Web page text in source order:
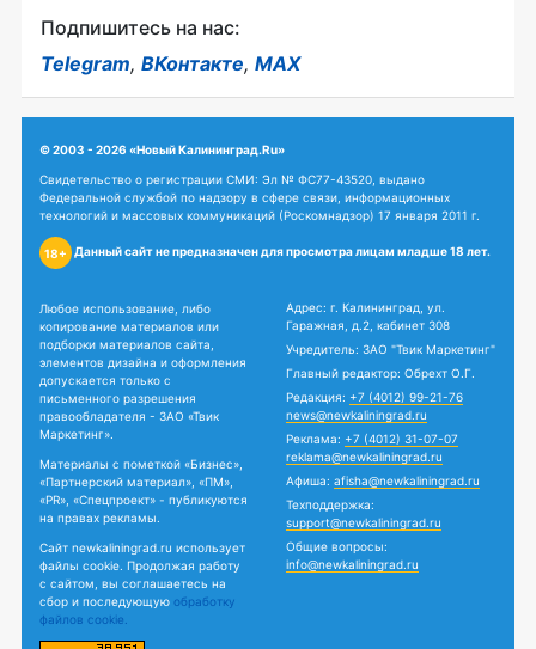
Подпишитесь на нас:
Telegram, ВКонтакте, MAX
© 2003 - 2026 «Новый Калининград.Ru»
Свидетельство о регистрации СМИ: Эл № ФС77-43520, выдано
Федеральной службой по надзору в сфере связи, информационных
технологий и массовых коммуникаций (Роскомнадзор) 17 января 2011 г.
18+ Данный сайт не предназначен для просмотра лицам младше 18 лет.
Любое использование, либо
копирование материалов или
подборки материалов сайта,
элементов дизайна и оформления
допускается только с
письменного разрешения
правообладателя - ЗАО «Твик
Маркетинг».
Материалы с пометкой «Бизнес»,
«Партнерский материал», «ПМ»,
«PR», «Спецпроект» - публикуются
на правах рекламы.
Сайт newkaliningrad.ru использует
файлы cookie. Продолжая работу
с сайтом, вы соглашаетесь на
сбор и последующую обработку
файлов cookie.
Адрес: г. Калининград, ул.
Гаражная, д.2, кабинет 308
Учредитель: ЗАО "Твик Маркетинг"
Главный редактор: Обрехт О.Г.
Редакция: +7 (4012) 99-21-76
news@newkaliningrad.ru
Реклама: +7 (4012) 31-07-07
reklama@newkaliningrad.ru
Афиша: afisha@newkaliningrad.ru
Техподдержка:
support@newkaliningrad.ru
Общие вопросы:
info@newkaliningrad.ru